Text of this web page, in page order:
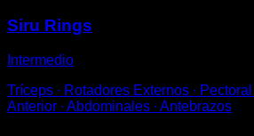
Siru Rings
Intermedio
Tríceps ∙ Rotadores Externos ∙
Anterior ∙ Abdominales ∙ Antebrazos